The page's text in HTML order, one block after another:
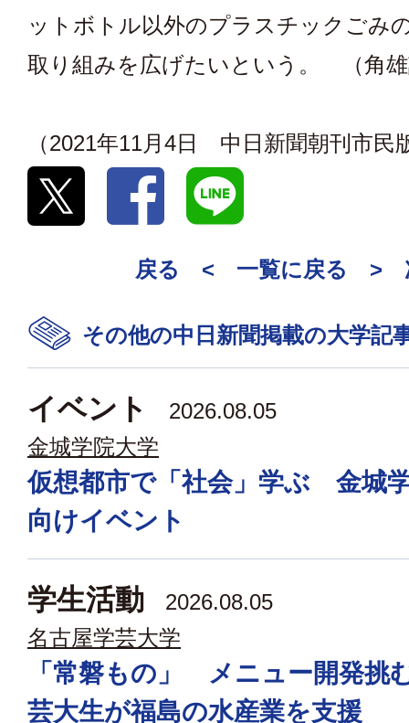
ットボトル以外のプラスチックごみ
取り組みを広げたいという。 （角
（2021年11月4日 中日新聞朝刊市民
戻る < 一覧に戻る >
その他の中日新聞掲載の大学記
イベント
2026.08.05
金城学院大学
仮想都市で「社会」学ぶ 金城
向けイベント
学生活動
2026.08.05
名古屋学芸大学
「常磐もの」 メニュー開発
芸大生が福島の水産業を支援